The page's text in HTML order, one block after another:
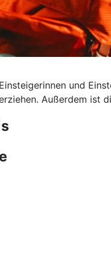
und
Außerdem ist